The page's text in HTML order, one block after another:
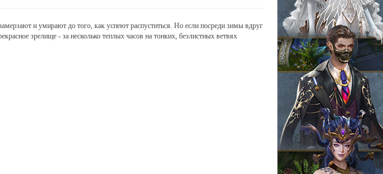
и умирают до того, как успеют распуститься. Но если посреди зимы вдруг
зрелище - за несколько теплых часов на тонких, безлистных ветвях